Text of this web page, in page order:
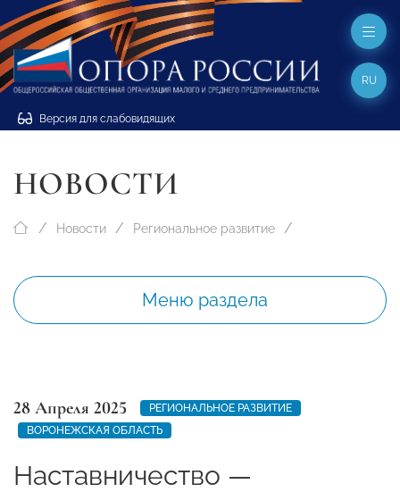
Версия для слабовидящих
RU
НОВОСТИ
Новости Региональное развитие
Меню раздела
28 Апреля 2025
РЕГИОНАЛЬНОЕ РАЗВИТИЕ
ВОРОНЕЖСКАЯ ОБЛАСТЬ
Наставничество —